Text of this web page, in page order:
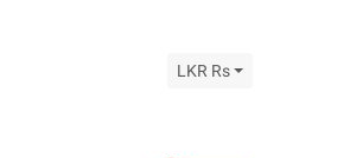
LKR Rs